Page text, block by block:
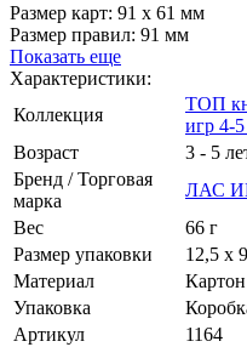
Размер карт: 91 х 61 мм
Размер правил: 91 мм
Показать еще
Характеристики:
Коллекция
ТОП
игр 4-5
Возраст
3 - 5
Бренд / Торговая
марка
ЛАС
Вес
66 г
Размер упаковки
12,5 x
Материал
Картон
Упаковка
Артикул
1164